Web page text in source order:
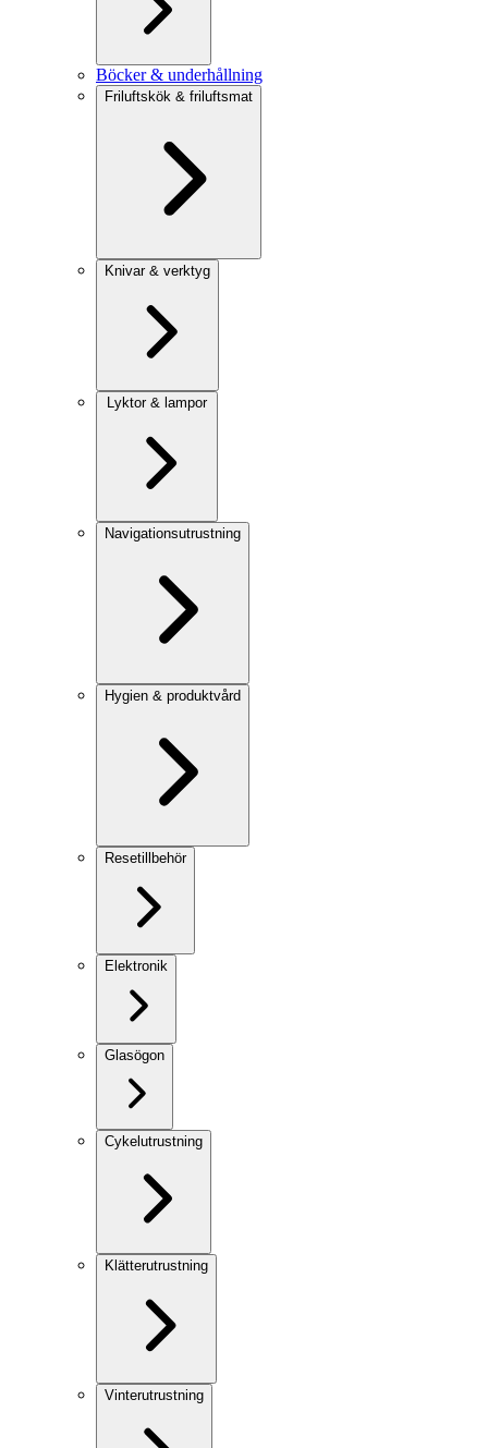
Böcker & underhållning
Friluftskök & friluftsmat
Knivar & verktyg
Lyktor & lampor
Navigationsutrustning
Hygien & produktvård
Resetillbehör
Elektronik
Glasögon
Cykelutrustning
Klätterutrustning
Vinterutrustning